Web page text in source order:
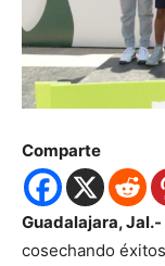
Comparte
Guadalajara, Jal.-
cosechando